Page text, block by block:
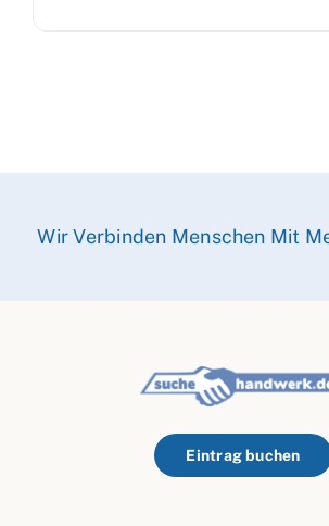
Wir Verbinden Menschen Mit
Eintrag buchen